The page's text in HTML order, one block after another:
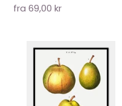
Normalpris
fra 69,00 kr
pærer